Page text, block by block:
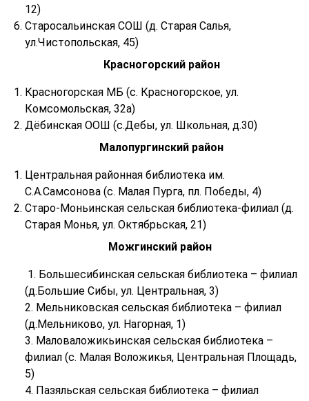
12)
Старосальинская СОШ (д. Старая Салья,
ул.Чистопольская, 45)
Красногорский район
Красногорская МБ (с. Красногорское, ул.
Комсомольская, 32а)
Дёбинская ООШ (с.Дебы, ул. Школьная, д.30)
Малопургинский район
Центральная районная библиотека им.
С.А.Самсонова (с. Малая Пурга, пл. Победы, 4)
Старо-Моньинская сельская библиотека-филиал (д.
Старая Монья, ул. Октябрьская, 21)
Можгинский район
1. Большесибинская сельская библиотека – филиал
(д.Большие Сибы, ул. Центральная, 3)
2. Мельниковская сельская библиотека – филиал
(д.Мельниково, ул. Нагорная, 1)
3. Маловаложикьинская сельская библиотека –
филиал (с. Малая Воложикья, Центральная Площадь,
5)
4. Пазяльская сельская библиотека – филиал